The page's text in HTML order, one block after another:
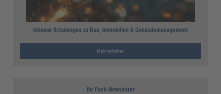
Inhouse Schulungen zu Bau, Immobilien & Gebäudemanagement
Mehr erfahren
Ihr Fach-Newsletter